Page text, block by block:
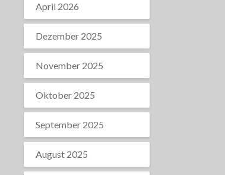
April 2026
Dezember 2025
November 2025
Oktober 2025
September 2025
August 2025